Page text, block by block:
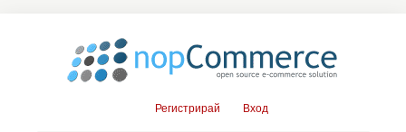
Регистрирай Вход